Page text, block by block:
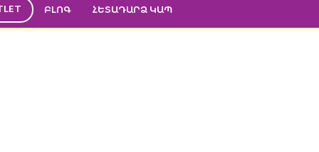
ԲԼՈԳ ՀԵՏԱԴԱՐՁ ԿԱՊ